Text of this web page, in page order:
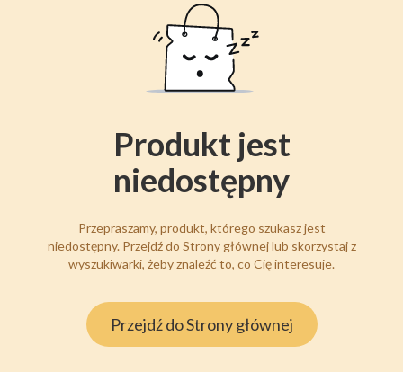
Produkt jest
niedostępny
Przepraszamy, produkt, którego szukasz jest
niedostępny. Przejdź do Strony głównej lub skorzystaj z
wyszukiwarki, żeby znaleźć to, co Cię interesuje.
Przejdź do Strony głównej